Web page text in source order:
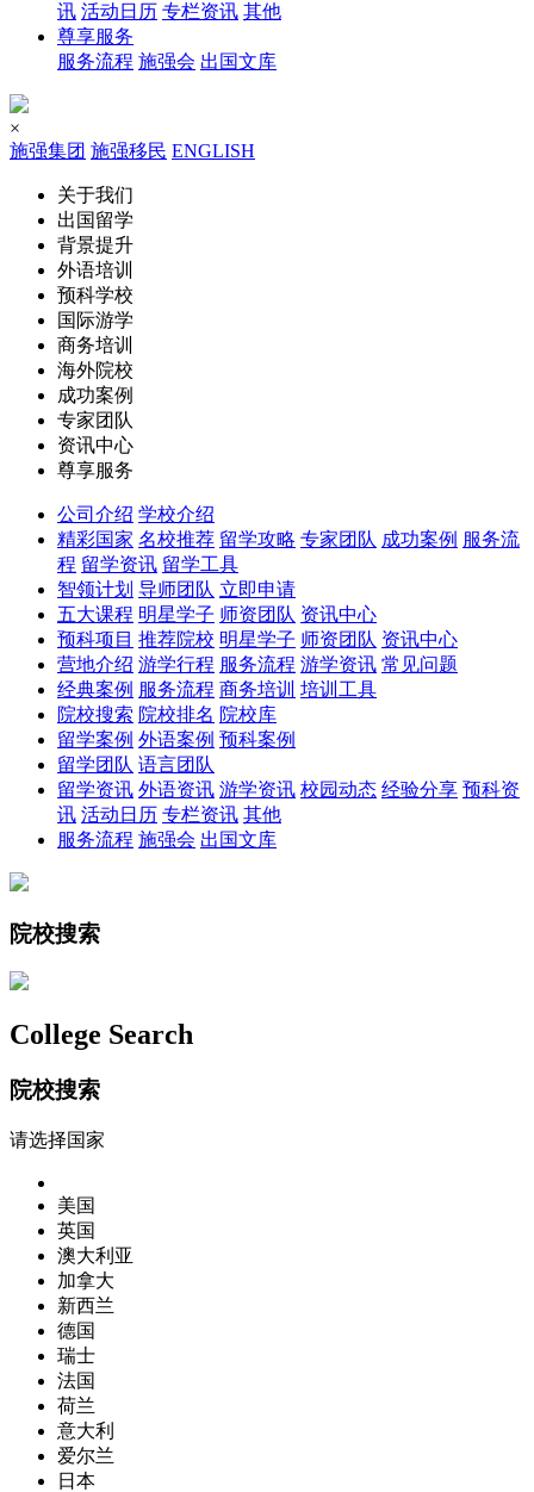
讯 活动日历 专栏资讯 其他
尊享服务
服务流程 施强会 出国文库
×
施强集团 施强移民 ENGLISH
关于我们
出国留学
背景提升
外语培训
预科学校
国际游学
商务培训
海外院校
成功案例
专家团队
资讯中心
尊享服务
公司介绍 学校介绍
精彩国家 名校推荐 留学攻略 专家团队 成功案例 服务流
程 留学资讯 留学工具
智领计划 导师团队 立即申请
五大课程 明星学子 师资团队 资讯中心
预科项目 推荐院校 明星学子 师资团队 资讯中心
营地介绍 游学行程 服务流程 游学资讯 常见问题
经典案例 服务流程 商务培训 培训工具
院校搜索 院校排名 院校库
留学案例 外语案例 预科案例
留学团队 语言团队
留学资讯 外语资讯 游学资讯 校园动态 经验分享 预科资
讯 活动日历 专栏资讯 其他
服务流程 施强会 出国文库
院校搜索
College Search
院校搜索
请选择国家
美国
英国
澳大利亚
加拿大
新西兰
德国
瑞士
法国
荷兰
意大利
爱尔兰
日本